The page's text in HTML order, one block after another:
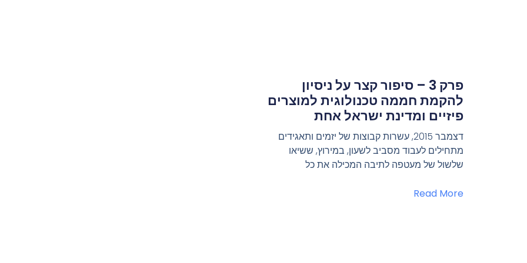
פרק 3 – סיפור קצר על ניסיון
להקמת חממה טכנולוגית למוצרים
פיזיים ומדינת ישראל אחת
דצמבר 2015, עשרות קבוצות של יזמים ותאגידים
מתחילים לעבוד מסביב לשעון, במירוץ, ששיאו
שלשול של מעטפה לתיבה המכילה את כל
Read More